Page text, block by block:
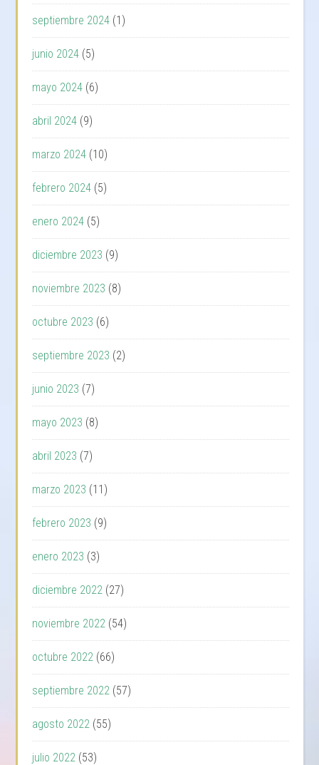
septiembre 2024 (1)
junio 2024 (5)
mayo 2024 (6)
abril 2024 (9)
marzo 2024 (10)
febrero 2024 (5)
enero 2024 (5)
diciembre 2023 (9)
noviembre 2023 (8)
octubre 2023 (6)
septiembre 2023 (2)
junio 2023 (7)
mayo 2023 (8)
abril 2023 (7)
marzo 2023 (11)
febrero 2023 (9)
enero 2023 (3)
diciembre 2022 (27)
noviembre 2022 (54)
octubre 2022 (66)
septiembre 2022 (57)
agosto 2022 (55)
julio 2022 (53)